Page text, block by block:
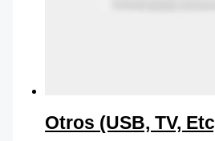
Otros (USB, TV,